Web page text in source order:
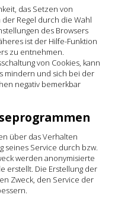
das Setzen von
Regel durch die Wahl
des Browsers
ist der Hilfe-Funktion
zu entnehmen.
von Cookies, kann
mindern und sich bei der
negativ bemerkbar
über das Verhalten
seines Service durch bzw.
werden anonymisierte
erstellt. Die Erstellung der
Zweck, den Service der